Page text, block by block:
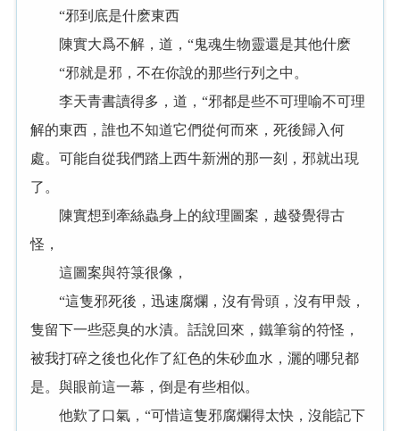
“邪到底是什麽東西
陳實大爲不解，道，“鬼魂生物靈還是其他什麽
“邪就是邪，不在你說的那些行列之中。
李天青書讀得多，道，“邪都是些不可理喻不可理
解的東西，誰也不知道它們從何而來，死後歸入何
處。可能自從我們踏上西牛新洲的那一刻，邪就出現
了。
陳實想到牽絲蟲身上的紋理圖案，越發覺得古
怪，
這圖案與符箓很像，
“這隻邪死後，迅速腐爛，沒有骨頭，沒有甲殼，
隻留下一些惡臭的水漬。話說回來，鐵筆翁的符怪，
被我打碎之後也化作了紅色的朱砂血水，灑的哪兒都
是。與眼前這一幕，倒是有些相似。
他歎了口氣，“可惜這隻邪腐爛得太快，沒能記下